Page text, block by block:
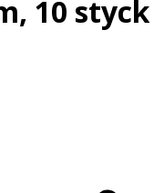
10 styck